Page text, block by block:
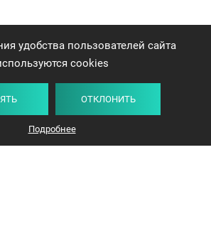
удобства пользователей сайта
cookies
ОТКЛОНИТЬ
Подробнее